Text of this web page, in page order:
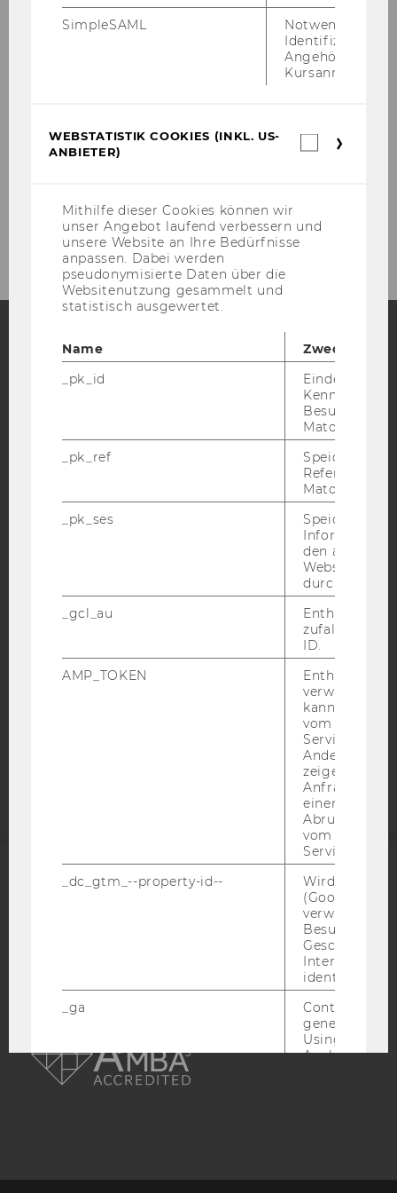
Kooperationen & Community
FacebookInstagramBlog
Bluesky
BARRIEREFREIHEITSERKLÄRUNG WEBSEITE
DATENSCHUTZERKLÄRUNG
DATENSCHUTZERKLÄRUNG SOCIAL MEDIA
STUDIENBEWERBER*INNEN UND STUDIERENDE
Barrierefreiheitserklärung
ACCREDITED BY:
AMBA
SimpleSAML
Notwendig zur
Identifizierung
Angehörige/r für
Kursanmeldung.
WEBSTATISTIK COOKIES (INKL. US-
ANBIETER)
Mithilfe dieser Cookies können wir
unser Angebot laufend verbessern und
unsere Website an Ihre Bedürfnisse
anpassen. Dabei werden
pseudonymisierte Daten über die
Websitenutzung gesammelt und
statistisch ausgewertet.
Name
Zweck
_pk_id
Eindeutige
Besuchers
Matomo.
_pk_ref
Speicherung
Referrers
Matomo.
_pk_ses
Speicherung
den aktuellen
durch
_gcl_au
Enthält eine
ID.
AMP_TOKEN
Enthält ein
verwendet
kann, um
vom AMP-
Service
Andere
zeigen Opt-
Anfrage im
einen Fehler
Abrufen
vom AMP
Service an.
_dc_gtm_--property-id--
Wird von
(Google Tag
verwendet,
Besucher
Geschlecht
Interessen zu
identifizieren.
_ga
Contains a
generated
Using this
Analytics can
Analytics a